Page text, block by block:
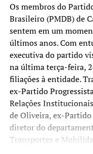
Os membros do
Brasileiro (PMDB) de
sentem em um
últimos anos. Com
executiva do partido
na última terça-feira,
filiações à entidade.
ex-Partido
Relações
de Oliveira, ex-Partido
diretor do
Transportes e